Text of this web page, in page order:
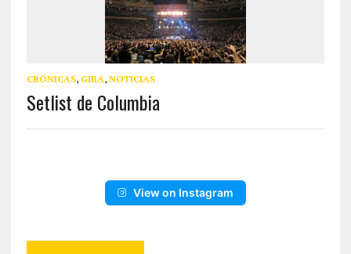
CRÓNICAS, GIRA, NOTICIAS
Setlist de Columbia
View on Instagram